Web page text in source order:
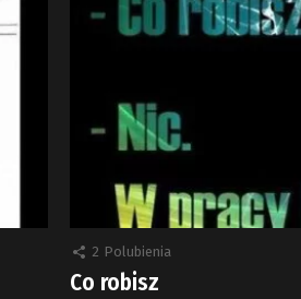
2 Polubienia
Co robisz